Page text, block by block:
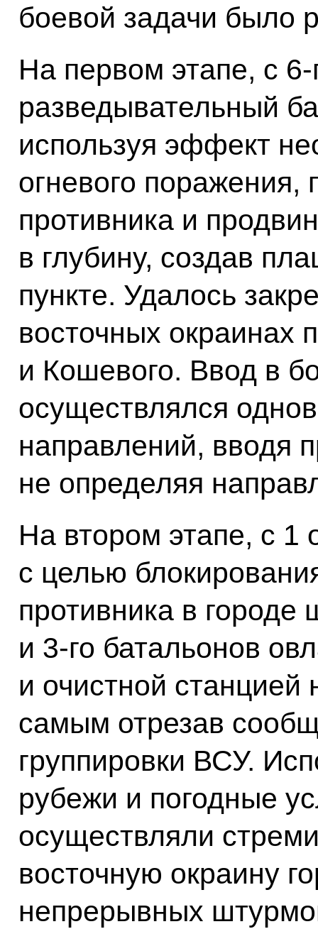
боевой задачи было
На первом этапе, с
разведывательный
используя эффект
огневого поражения,
противника и
в глубину, создав
пункте. Удалось
восточных окраинах
и Кошевого. Ввод в
осуществлялся
направлений, вводя
не определяя
На втором этапе, с 1
с целью
противника в городе
и 3-го батальонов
и очистной
самым отрезав
группировки ВСУ.
рубежи и погодные
осуществляли
восточную окраину
непрерывных